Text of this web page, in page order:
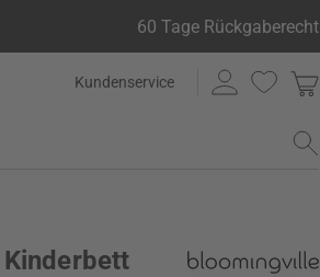
60 Tage Rückgaberecht
Kundenservice